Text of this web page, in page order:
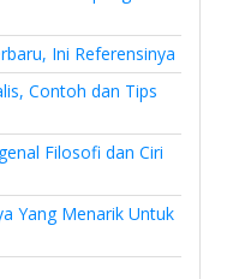
Ini Referensinya
Contoh dan Tips
Filosofi dan Ciri
Yang Menarik Untuk